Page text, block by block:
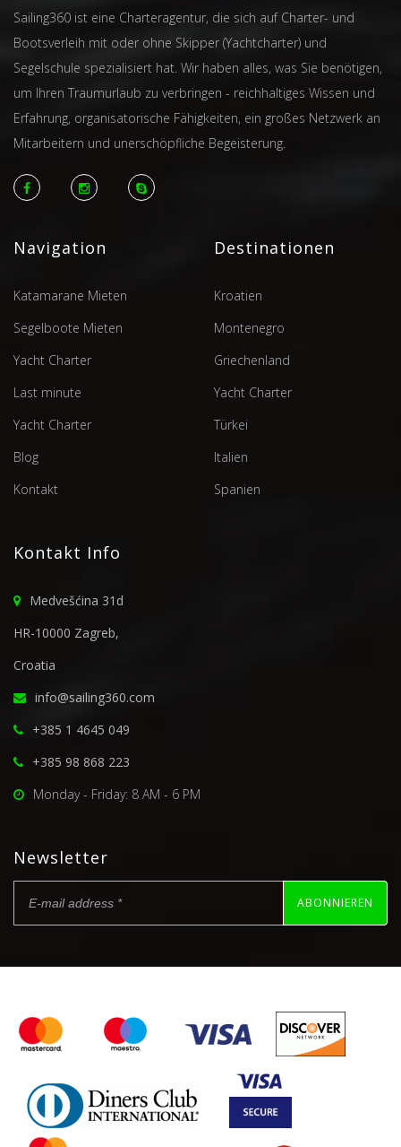
Sailing360 ist eine Charteragentur, die sich auf Charter- und
Bootsverleih mit oder ohne Skipper (Yachtcharter) und
Segelschule spezialisiert hat. Wir haben alles, was Sie benötigen,
um Ihren Traumurlaub zu verbringen - reichhaltiges Wissen und
Erfahrung, organisatorische Fähigkeiten, ein großes Netzwerk an
Mitarbeitern und unerschöpfliche Begeisterung.
Navigation
Katamarane Mieten
Segelboote Mieten
Yacht Charter
Last minute
Yacht Charter
Blog
Kontakt
Destinationen
Kroatien
Montenegro
Griechenland
Yacht Charter
Türkei
Italien
Spanien
Kontakt Info
Medvešćina 31d
HR-10000 Zagreb,
Croatia
info@sailing360.com
+385 1 4645 049
+385 98 868 223
Monday - Friday: 8 AM - 6 PM
Newsletter
ABONNIEREN